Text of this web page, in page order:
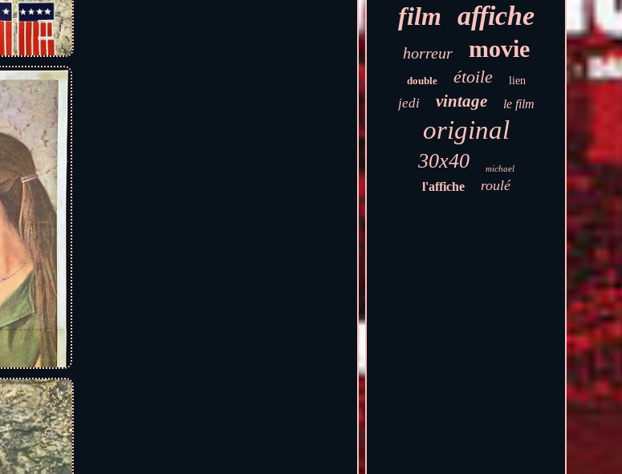
film affiche
horreur movie
double étoile lien
jedi vintage le film
original
30x40 michael
l'affiche roulé